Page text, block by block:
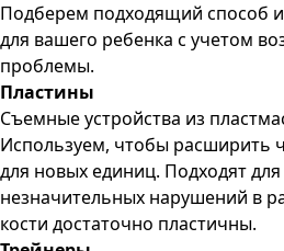
Подберем подходящий способ
для вашего ребенка с учетом
проблемы.
Пластины
Съемные устройства из
Используем, чтобы расширить
для новых единиц. Подходят
незначительных нарушений в
кости достаточно пластичны.